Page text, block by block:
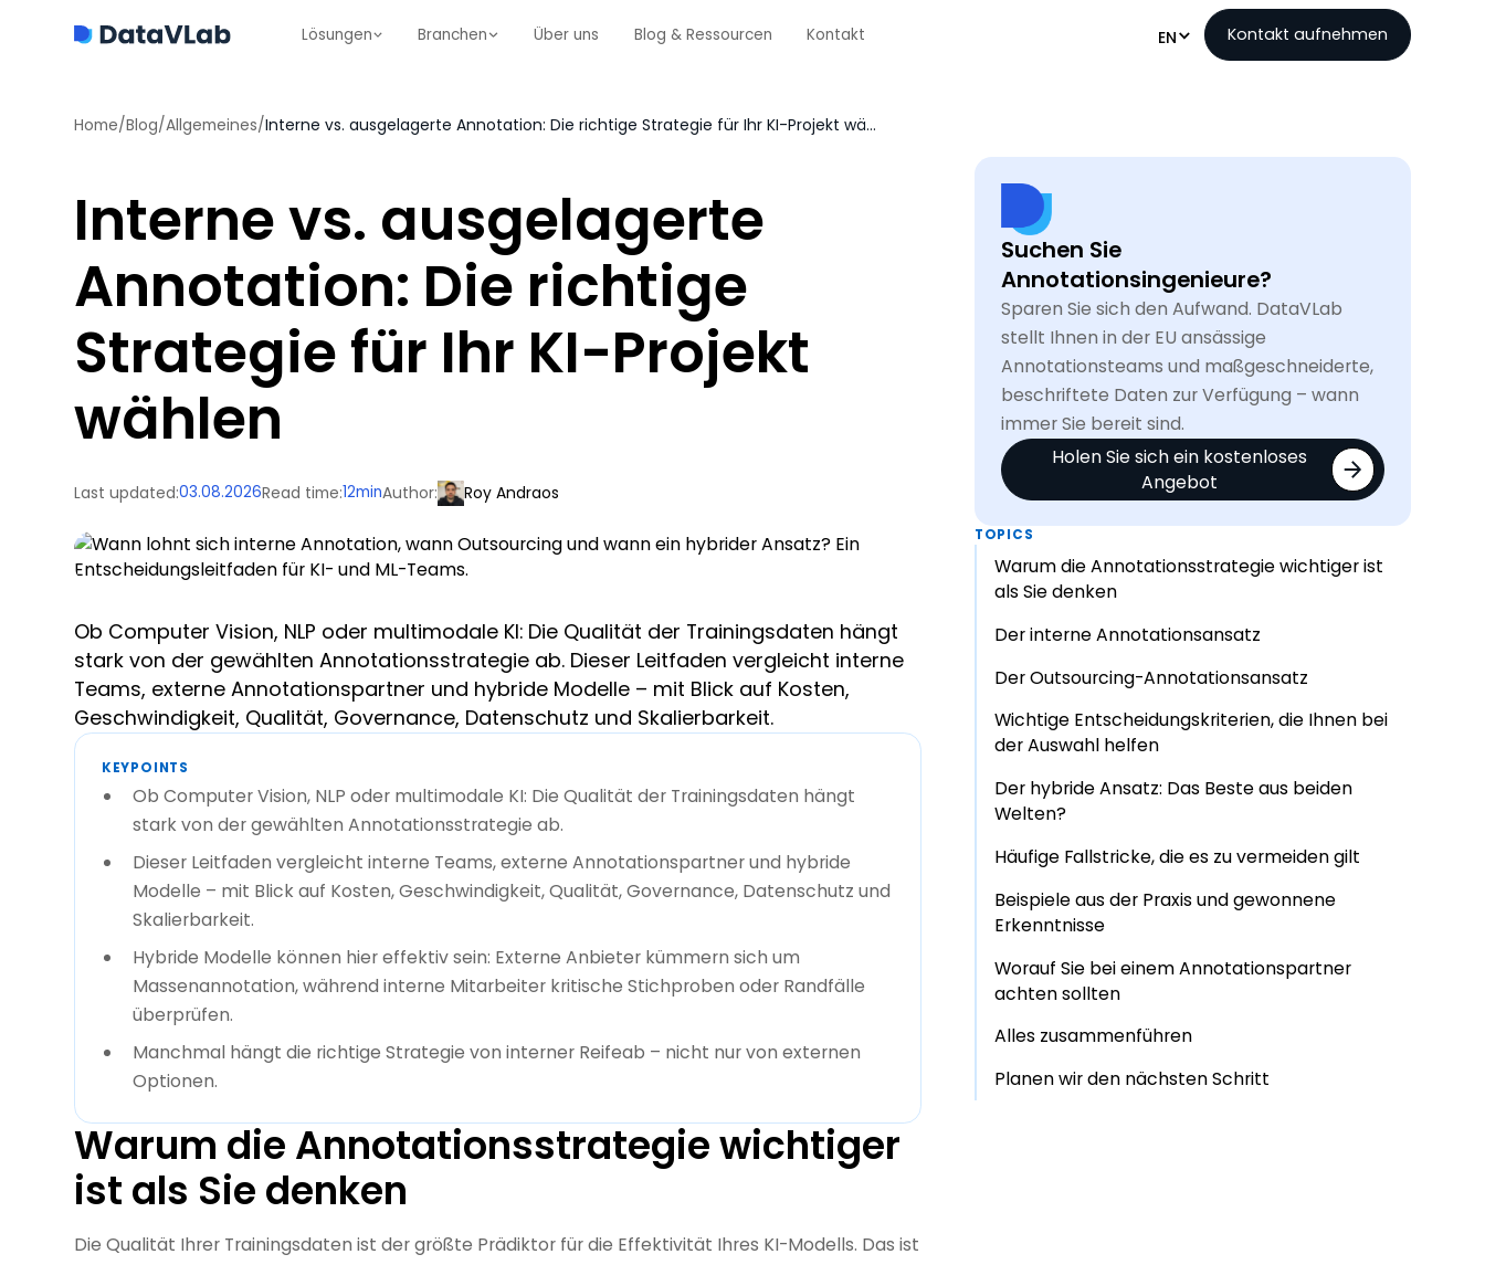
Lösungen Branchen Über uns Blog & Ressourcen Kontakt EN Kontakt aufnehmen
Home/Blog/Allgemeines/ Interne vs. ausgelagerte Annotation: Die richtige Strategie für Ihr KI-Projekt wählen
Interne vs. ausgelagerte
Annotation: Die richtige
Strategie für Ihr KI-Projekt
wählen
Last updated:03.08.2026Read time:12minAuthor: Roy Andraos
Ob Computer Vision, NLP oder multimodale KI: Die Qualität der Trainingsdaten hängt
stark von der gewählten Annotationsstrategie ab. Dieser Leitfaden vergleicht interne
Teams, externe Annotationspartner und hybride Modelle – mit Blick auf Kosten,
Geschwindigkeit, Qualität, Governance, Datenschutz und Skalierbarkeit.
KEYPOINTS
Ob Computer Vision, NLP oder multimodale KI: Die Qualität der Trainingsdaten hängt
stark von der gewählten Annotationsstrategie ab.
Dieser Leitfaden vergleicht interne Teams, externe Annotationspartner und hybride
Modelle – mit Blick auf Kosten, Geschwindigkeit, Qualität, Governance, Datenschutz und
Skalierbarkeit.
Hybride Modelle können hier effektiv sein: Externe Anbieter kümmern sich um
Massenannotation, während interne Mitarbeiter kritische Stichproben oder Randfälle
überprüfen.
Manchmal hängt die richtige Strategie von interner Reifeab – nicht nur von externen
Optionen.
Warum die Annotationsstrategie wichtiger
ist als Sie denken
Die Qualität Ihrer Trainingsdaten ist der größte Prädiktor für die Effektivität Ihres KI-Modells. Das ist
Suchen Sie
Annotationsingenieure?
Sparen Sie sich den Aufwand. DataVLab
stellt Ihnen in der EU ansässige
Annotationsteams und maßgeschneiderte,
beschriftete Daten zur Verfügung – wann
immer Sie bereit sind.
Holen Sie sich ein kostenloses
Angebot
TOPICS
Warum die Annotationsstrategie wichtiger ist
als Sie denken
Der interne Annotationsansatz
Der Outsourcing-Annotationsansatz
Wichtige Entscheidungskriterien, die Ihnen bei
der Auswahl helfen
Der hybride Ansatz: Das Beste aus beiden
Welten?
Häufige Fallstricke, die es zu vermeiden gilt
Beispiele aus der Praxis und gewonnene
Erkenntnisse
Worauf Sie bei einem Annotationspartner
achten sollten
Alles zusammenführen
Planen wir den nächsten Schritt